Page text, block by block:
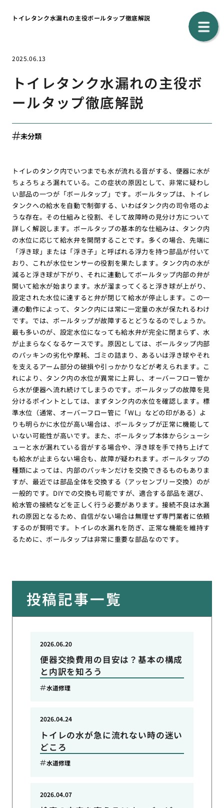
トイレタンク水漏れの主役ボールタップ徹底解説
2025.06.13
トイレタンク水漏れの主役ボ
ールタップ徹底解説
未分類
トイレのタンク内でいつまでも水が流れる音がする、便器に水が
ちょろちょろ漏れている。この症状の原因として、非常に疑わし
い部品の一つが「ボールタップ」です。ボールタップは、トイレ
タンクへの給水を自動で制御する、いわばタンク内の司令塔のよ
うな存在。その仕組みと役割、そして故障時の見分け方について
詳しく解説します。ボールタップの基本的な仕組みは、タンク内
の水位に応じて給水弁を開閉することです。多くの場合、先端に
「浮き球」または「浮き子」と呼ばれる浮力を持つ部品が付いて
おり、これが水位センサーの役割を果たします。タンク内の水が
減ると浮き球が下がり、それに連動してボールタップ内部の弁が
開いて給水が始まります。水が溜まってくると浮き球が上がり、
設定された水位に達すると弁が閉じて給水が停止します。この一
連の動作によって、タンク内には常に一定量の水が保たれるわけ
です。では、ボールタップが故障するとどうなるのでしょうか。
最も多いのが、設定水位になっても給水弁が完全に閉まらず、水
が止まらなくなるケースです。原因としては、ボールタップ内部
のパッキンの劣化や摩耗、ゴミの詰まり、あるいは浮き球やそれ
を支えるアーム部分の破損や引っかかりなどが考えられます。こ
れにより、タンク内の水位が異常に上昇し、オーバーフロー管か
ら水が便器へ流れ続けてしまうのです。ボールタップの故障を見
分けるポイントとしては、まずタンク内の水位を確認します。標
準水位（通常、オーバーフロー管に「WL」などの印がある）よ
りも明らかに水位が高い場合は、ボールタップが正常に機能して
いない可能性が高いです。また、ボールタップ本体からシューシ
ューと水が漏れている音がする場合や、浮き球を手で持ち上げて
も給水が止まらない場合も、故障が疑われます。ボールタップの
種類によっては、内部のパッキンだけを交換できるものもありま
すが、最近では部品全体を交換する（アッセンブリー交換）のが
一般的です。DIYでの交換も可能ですが、適合する部品を選び、
給水管の接続などを正しく行う必要があります。接続不良は水漏
れの原因となるため、自信がない場合は無理せず専門業者に依頼
するのが賢明です。トイレの水漏れを防ぎ、正常な機能を維持す
るために、ボールタップは非常に重要な部品なのです。
投稿記事一覧
便器交換費用の目安は？基本の構成
と内訳を知ろう
2026.06.20
水道修理
トイレの水が急に流れない時の迷い
どころ
2026.04.24
水道修理
2026.04.07